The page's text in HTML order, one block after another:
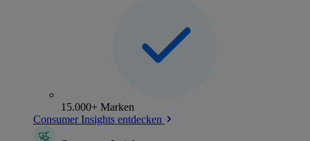
15.000+ Marken
Consumer Insights entdecken